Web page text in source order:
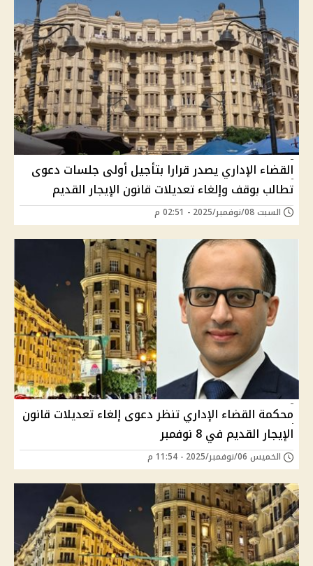
القضاء الإداري يصدر قرارا بتأجيل أولى جلسات دعوى
تطالب بوقف وإلغاء تعديلات قانون الإيجار القديم
السبت 08/نوفمبر/2025 - 02:51 م
محكمة القضاء الإداري تنظر دعوى إلغاء تعديلات قانون
الإيجار القديم في 8 نوفمبر
الخميس 06/نوفمبر/2025 - 11:54 م